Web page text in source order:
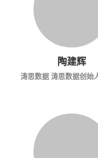
陶建辉
涛思数据涛思数据创始